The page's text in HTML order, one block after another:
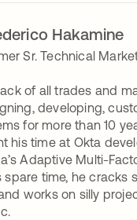
Hakamine
Sr. Technical
of all trades and
developing,
for more than 10
his time at Okta
Adaptive Multi-
spare time, he cracks
works on silly